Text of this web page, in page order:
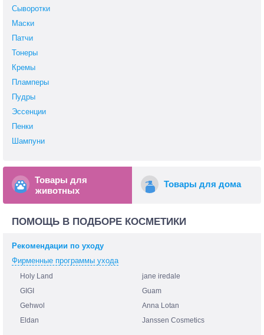
Сыворотки
Маски
Патчи
Тонеры
Кремы
Пламперы
Пудры
Эссенции
Пенки
Шампуни
Товары для
животных
Товары для дома
ПОМОЩЬ В ПОДБОРЕ КОСМЕТИКИ
Рекомендации по уходу
Фирменные программы ухода
Holy Land
jane iredale
GIGI
Guam
Gehwol
Anna Lotan
Eldan
Janssen Cosmetics